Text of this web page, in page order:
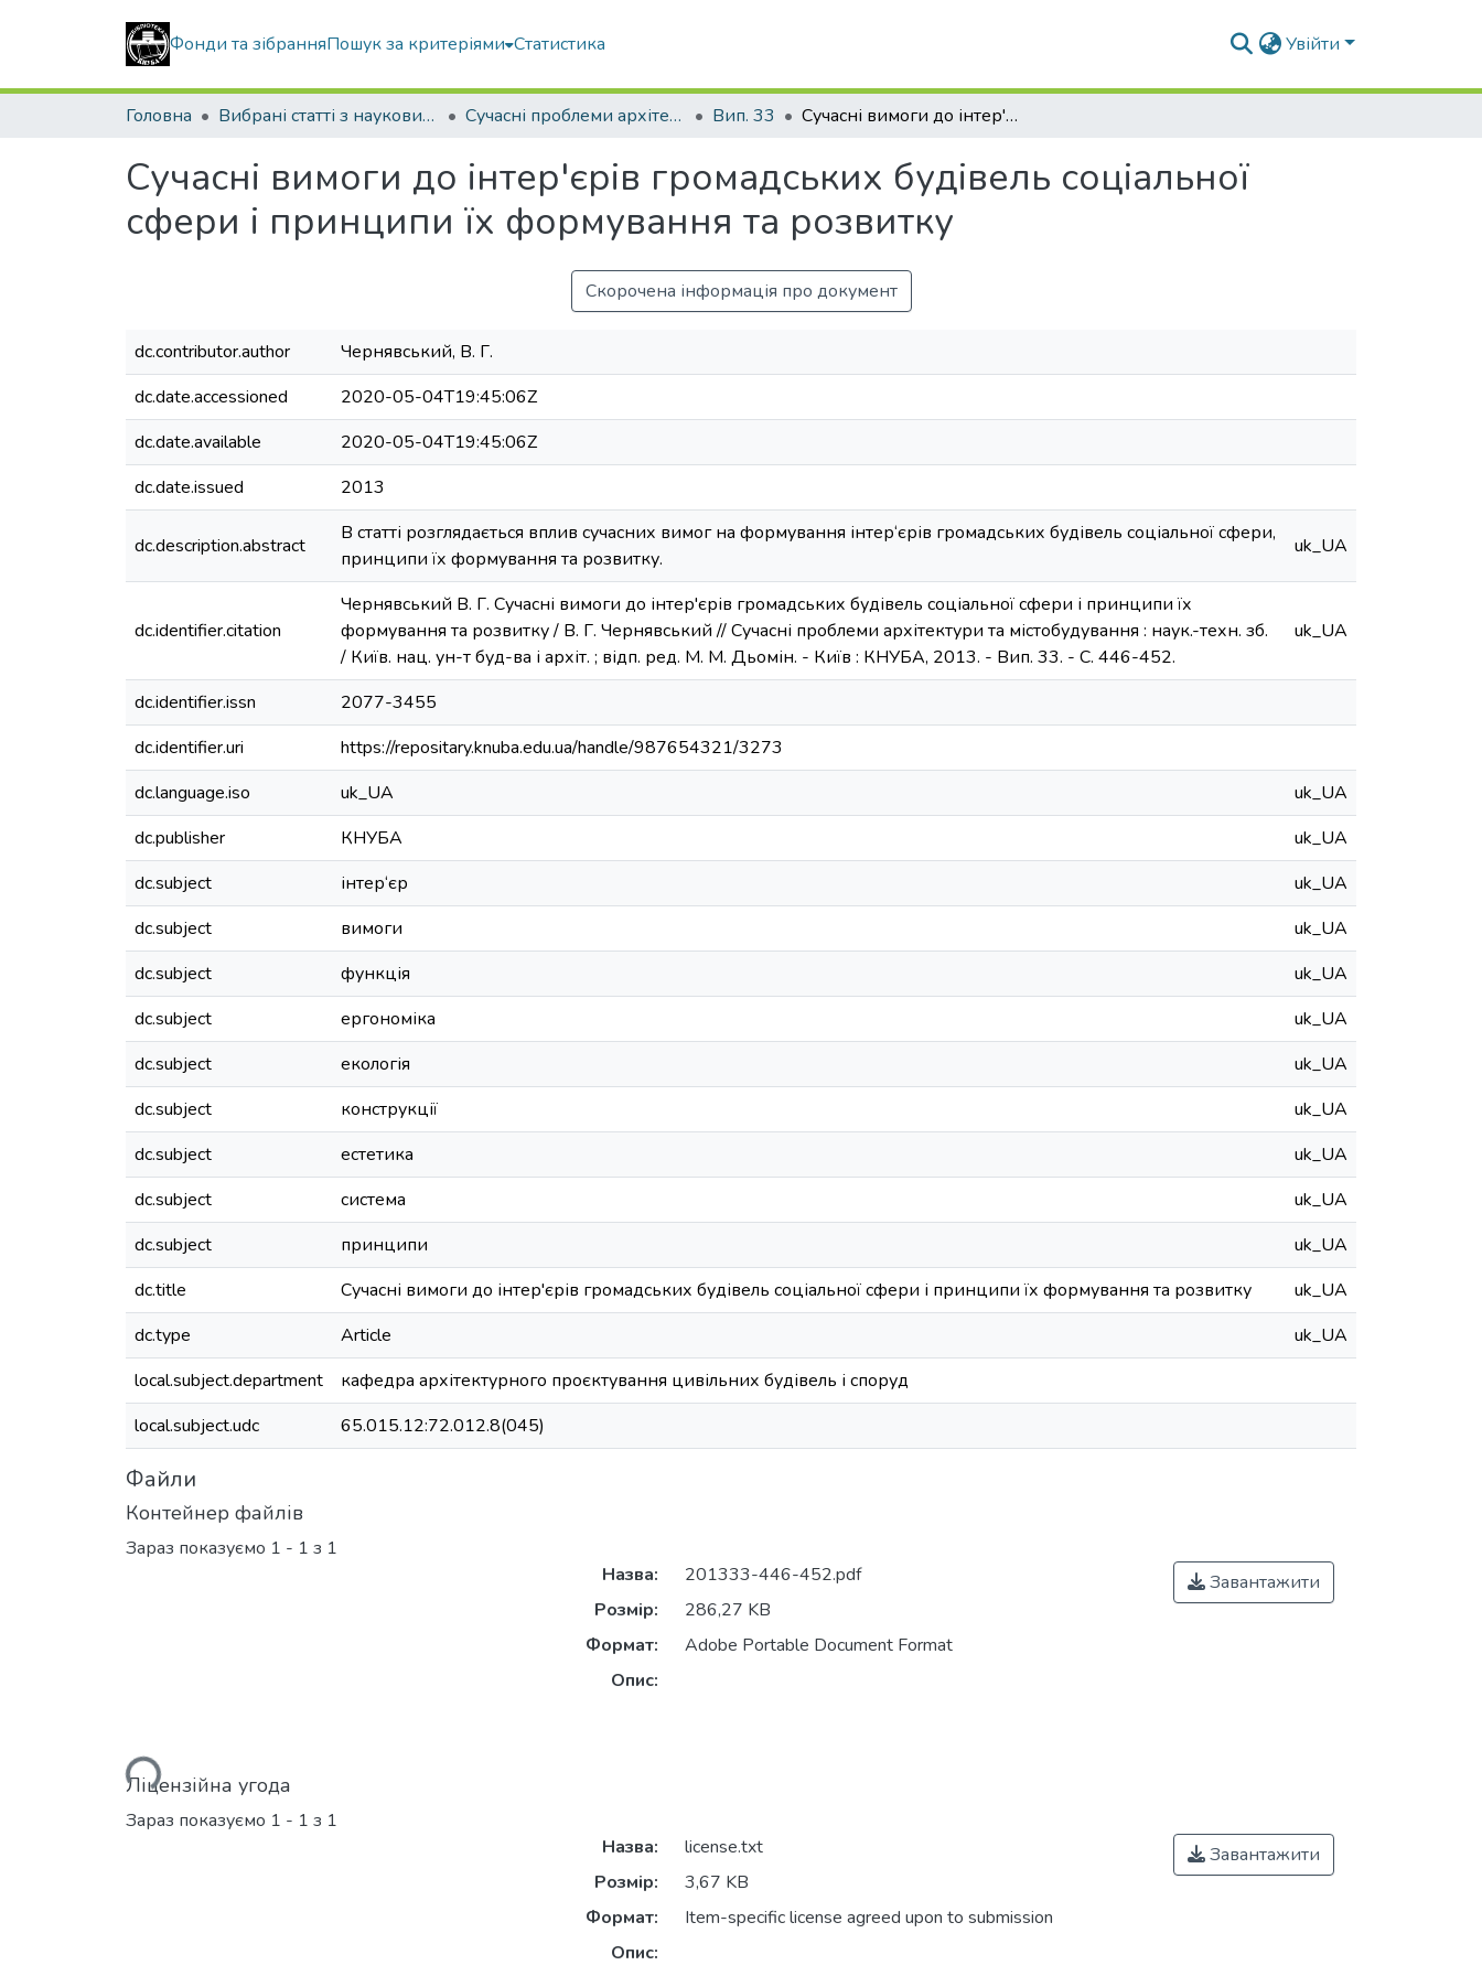
Фонди та зібранняПошук за критеріями Статистика Увійти
Головна Вибрані статті з наукових збірників КНУБА Сучасні проблеми архітектури та містобудування Вип. 33 Сучасні вимоги до інтер'єрів громадських будівель соціальної сфери і принципи їх формування та розвитку
Сучасні вимоги до інтер'єрів громадських будівель соціальної
сфери і принципи їх формування та розвитку
Скорочена інформація про документ
dc.contributor.author
Чернявський, В. Г.
dc.date.accessioned
2020-05-04T19:45:06Z
dc.date.available
2020-05-04T19:45:06Z
dc.date.issued
2013
dc.description.abstract
В статті розглядається вплив сучасних вимог на формування інтер‘єрів громадських будівель соціальної сфери,
принципи їх формування та розвитку.
uk_UA
dc.identifier.citation
Чернявський В. Г. Сучасні вимоги до інтер'єрів громадських будівель соціальної сфери і принципи їх
формування та розвитку / В. Г. Чернявський // Сучасні проблеми архітектури та містобудування : наук.-техн. зб.
/ Київ. нац. ун-т буд-ва і архіт. ; відп. ред. М. М. Дьомін. - Київ : КНУБА, 2013. - Вип. 33. - С. 446-452.
uk_UA
dc.identifier.issn
2077-3455
dc.identifier.uri
https://repositary.knuba.edu.ua/handle/987654321/3273
dc.language.iso
uk_UA
uk_UA
dc.publisher
КНУБА
uk_UA
dc.subject
інтер‘єр
uk_UA
dc.subject
вимоги
uk_UA
dc.subject
функція
uk_UA
dc.subject
ергономіка
uk_UA
dc.subject
екологія
uk_UA
dc.subject
конструкції
uk_UA
dc.subject
естетика
uk_UA
dc.subject
система
uk_UA
dc.subject
принципи
uk_UA
dc.title
Сучасні вимоги до інтер'єрів громадських будівель соціальної сфери і принципи їх формування та розвитку
uk_UA
dc.type
Article
uk_UA
local.subject.department
кафедра архітектурного проєктування цивільних будівель і споруд
local.subject.udc
65.015.12:72.012.8(045)
Файли
Контейнер файлів
Зараз показуємо 1 - 1 з 1
Вантажиться...
Назва:
201333-446-452.pdf
Розмір:
286,27 KB
Формат:
Adobe Portable Document Format
Опис:
Завантажити
Ліцензійна угода
Зараз показуємо 1 - 1 з 1
Назва:
license.txt
Розмір:
3,67 KB
Формат:
Item-specific license agreed upon to submission
Опис:
Завантажити